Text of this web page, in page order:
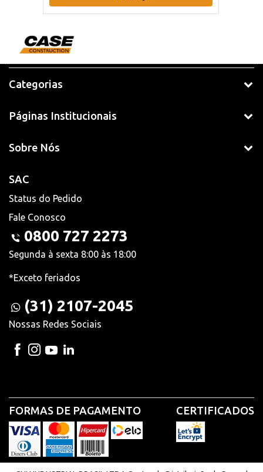
Categorias
Páginas Institucionais
Sobre Nós
SAC
Status do Pedido
Fale Conosco
0800 727 2273
Segunda à sexta 8:00 às 18:00
*Exceto feriados
(31) 2107-2045
Nossas Redes Sociais
FORMAS DE PAGAMENTO CERTIFICADOS